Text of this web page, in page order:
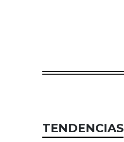
TENDENCIAS